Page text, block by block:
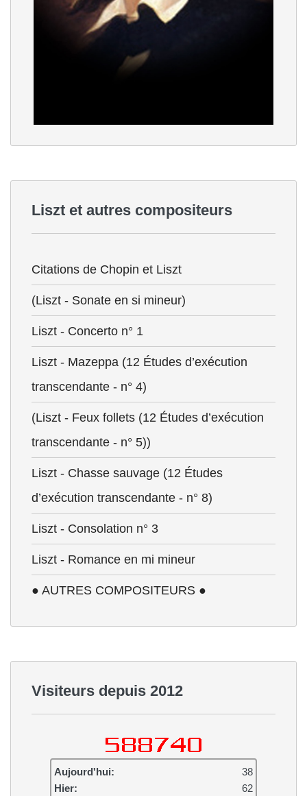
Liszt et autres compositeurs
Citations de Chopin et Liszt
(Liszt - Sonate en si mineur)
Liszt - Concerto n° 1
Liszt - Mazeppa (12 Études d’exécution
transcendante - n° 4)
(Liszt - Feux follets (12 Études d’exécution
transcendante - n° 5))
Liszt - Chasse sauvage (12 Études
d’exécution transcendante - n° 8)
Liszt - Consolation n° 3
Liszt - Romance en mi mineur
● AUTRES COMPOSITEURS ●
Visiteurs depuis 2012
Aujourd'hui:
38
Hier:
62